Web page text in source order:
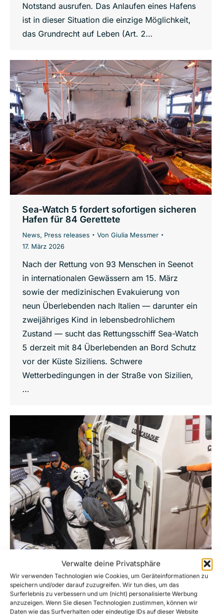
Verwalte deine Privatsphäre
Wir verwenden Technologien wie Cookies, um Geräteinformationen zu
speichern und/oder darauf zuzugreifen. Wir tun dies, um das
Surferlebnis zu verbessern und um (nicht) personalisierte Werbung
anzuzeigen. Wenn Sie diesen Technologien zustimmen, können wir
Daten wie das Surfverhalten oder eindeutige IDs auf dieser Website
Notstand ausrufen. Das Anlaufen eines Hafens
ist in dieser Situation die einzige Möglichkeit,
das Grundrecht auf Leben (Art. 2…
Sea-Watch 5 fordert sofortigen sicheren
Hafen für 84 Gerettete
News, Press releases Von Giulia Messmer
17. März 2026
Nach der Rettung von 93 Menschen in Seenot
in internationalen Gewässern am 15. März
sowie der medizinischen Evakuierung von
neun Überlebenden nach Italien — darunter ein
zweijähriges Kind in lebensbedrohlichem
Zustand — sucht das Rettungsschiff Sea-Watch
5 derzeit mit 84 Überlebenden an Bord Schutz
vor der Küste Siziliens. Schwere
Wetterbedingungen in der Straße von Sizilien,
…
Nach Evakuierung einer Zweijährigen:
Italien zwingt Sea-Watch 5 in über 1.100
km entfernten Hafen
News, Press releases VonGiulia Messmer
16. März 2026